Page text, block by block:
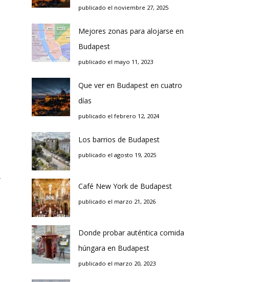
publicado el noviembre 27, 2025
Mejores zonas para alojarse en
Budapest
publicado el mayo 11, 2023
Que ver en Budapest en cuatro
días
publicado el febrero 12, 2024
Los barrios de Budapest
publicado el agosto 19, 2025
Café New York de Budapest
publicado el marzo 21, 2026
Donde probar auténtica comida
húngara en Budapest
publicado el marzo 20, 2023